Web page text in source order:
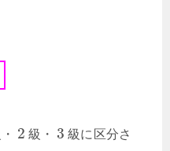
2 級・ 3 級に区分さ